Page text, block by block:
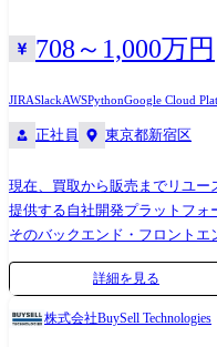
Apache、Github、Redmine、
って異なります。 【携わるプ
習サービス ...etc 【エンジニ
ン等、要望が通りやすい ・昇
が維持できる ・Sun* のSlackも
術領域に興味があるのかなどキ
流に拘らず、様々な案件に関わ
で、伸ばしたいスキルに合わせ
ンスがある ・特に時間面での
708～1,000万円
JIRASlackAWSPythonGoogle Cloud
正社員 東京都新宿区
現在、買取から販売までリユ
提供する自社開発プラットフォ
そのバックエンド・フロント
ていただきます。 ・プロダクトのバックエンド・フロントエンド領域に
おける開発(設計・実装・テス
取り組み ・チーム勉強会 ・開発生産
詳細を見る
株式会社BuySell Technologies